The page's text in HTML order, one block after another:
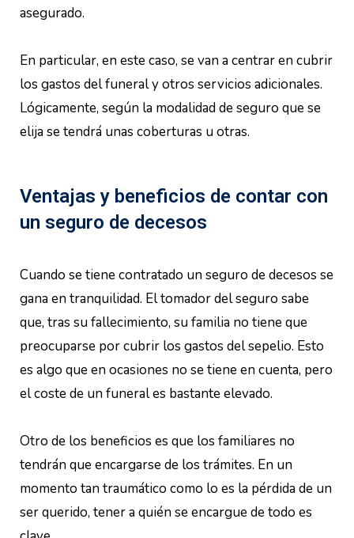
asegurado.
En particular, en este caso, se van a centrar en cubrir
los gastos del funeral y otros servicios adicionales.
Lógicamente, según la modalidad de seguro que se
elija se tendrá unas coberturas u otras.
Ventajas y beneficios de contar con
un seguro de decesos
Cuando se tiene contratado un seguro de decesos se
gana en tranquilidad. El tomador del seguro sabe
que, tras su fallecimiento, su familia no tiene que
preocuparse por cubrir los gastos del sepelio. Esto
es algo que en ocasiones no se tiene en cuenta, pero
el coste de un funeral es bastante elevado.
Otro de los beneficios es que los familiares no
tendrán que encargarse de los trámites. En un
momento tan traumático como lo es la pérdida de un
ser querido, tener a quién se encargue de todo es